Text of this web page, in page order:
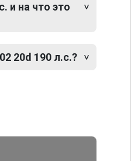
и на что это
20d 190 л.с.?